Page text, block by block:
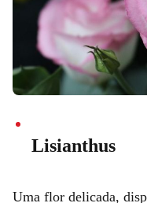
Lisianthus
Uma flor delicada,